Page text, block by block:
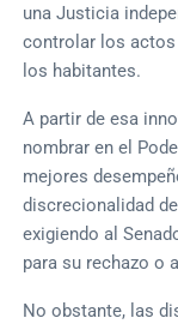
una Justicia
controlar los actos
los habitantes.
A partir de esa
nombrar en el
mejores
discrecionalidad
exigiendo al
para su rechazo o
No obstante, las